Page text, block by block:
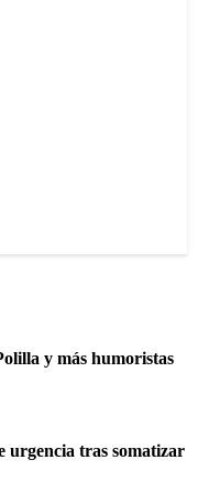
y más humoristas
urgencia tras somatizar